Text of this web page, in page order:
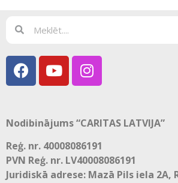
Nodibinājums “CARITAS LATVIJA”
Reģ. nr. 40008086191
PVN Reģ. nr. LV40008086191
Juridiskā adrese: Mazā Pils iela 2A,